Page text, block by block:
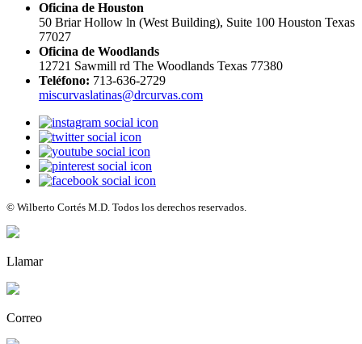
Oficina de Houston
50 Briar Hollow ln (West Building), Suite 100 Houston Texas
77027
Oficina de Woodlands
12721 Sawmill rd The Woodlands Texas 77380
Teléfono: 713-636-2729
miscurvaslatinas@drcurvas.com
© Wilberto Cortés M.D. Todos los derechos reservados.
Llamar
Correo